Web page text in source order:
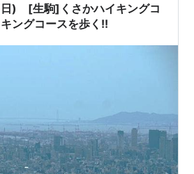
) [生駒]くさかハイキングコ
ングコースを歩く!!